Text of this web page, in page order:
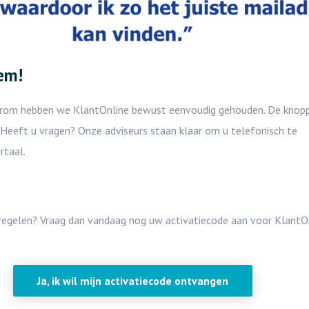
hebben we KlantOnline bewust eenvoudig gehouden. De
u vragen? Onze adviseurs staan klaar om u telefonisch te
Vraag dan vandaag nog uw activatiecode aan voor
Ja, ik wil mijn activatiecode ontvangen